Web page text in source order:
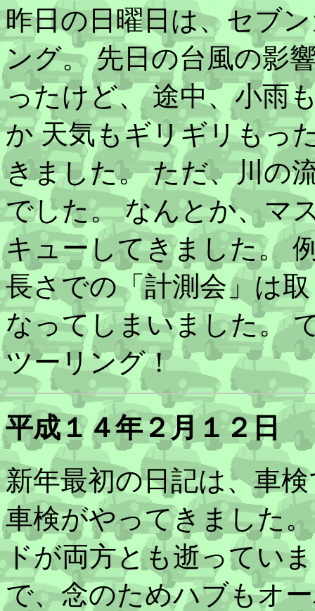
昨日の日曜日は、セブ
ング。 先日の台風の影
ったけど、 途中、小雨
か 天気もギリギリもっ
きました。 ただ、川の
でした。 なんとか、マ
キューしてきました。
長さでの「計測会」は
なってしまいました。
ツーリング！
平成１４年２月１２日
新年最初の日記は、車
車検がやってきました
ドが両方とも逝ってい
で、念のためハブもオ